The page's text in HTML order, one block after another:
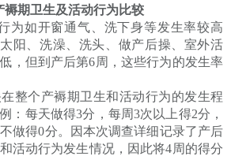
褥期卫生及活动行为比较
为如开窗通气、洗下身等发生率较高
太阳、洗澡、洗头、做产后操、室外活
，但到产后第6周，这些行为的发生率
整个产褥期卫生和活动行为的发生程
：每天做得3分，每周3次以上得2分，
做得0分。因本次调查详细记录了产后
活动行为发生情况，因此将4周的得分